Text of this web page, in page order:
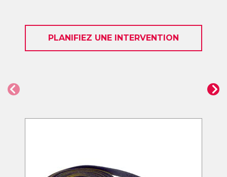
PLANIFIEZ UNE INTERVENTION